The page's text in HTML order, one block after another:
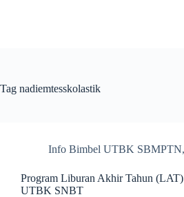
Tag nadiemtesskolastik
Info Bimbel UTBK SBMPTN,
Program Liburan Akhir Tahun (LAT)
UTBK SNBT